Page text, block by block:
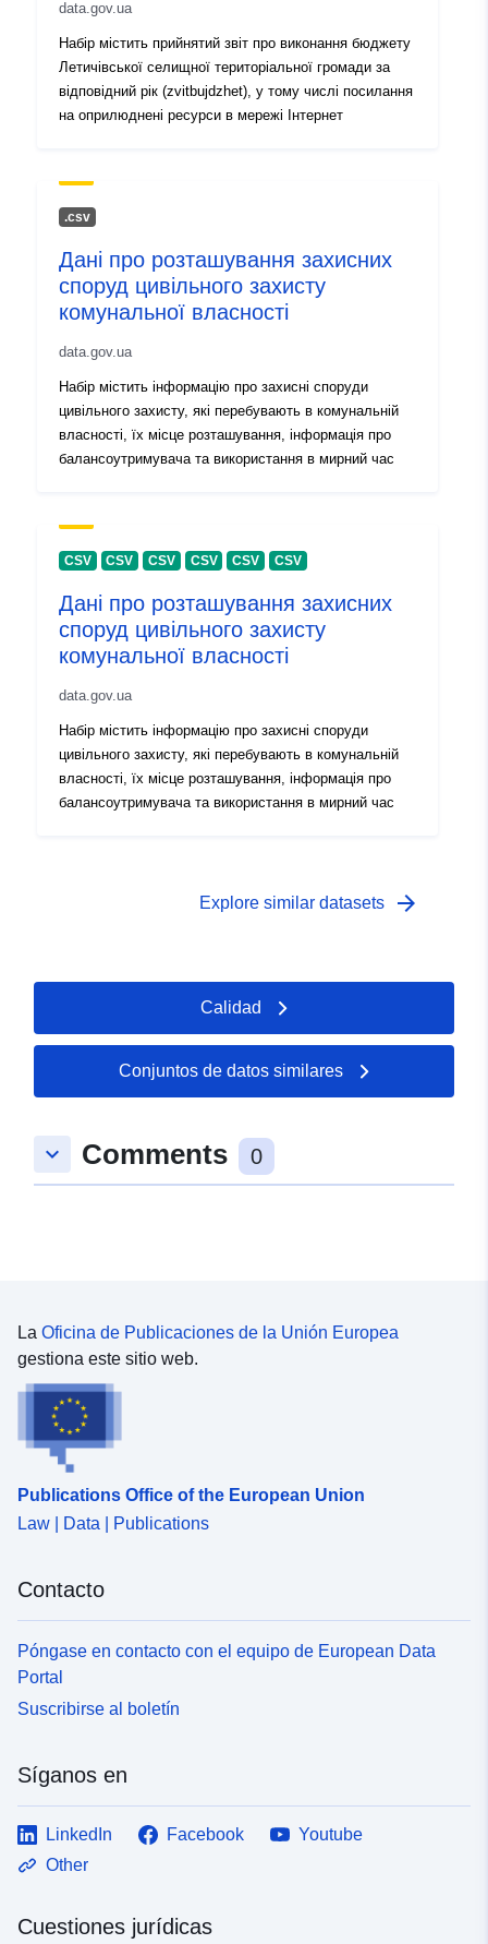
uriRef:
e910-4c7f-9709-236a9fd0e4f6
Información de la
versión:
1.0
data.gov.ua
Набір містить прийнятий звіт про виконання бюджету
Летичівської селищної територіальної громади за
відповідний рік (zvitbujdzhet), у тому числі посилання
на оприлюднені ресурси в мережі Інтернет
.csv
Дані про розташування захисних
споруд цивільного захисту
комунальної власності
data.gov.ua
Набір містить інформацію про захисні споруди
цивільного захисту, які перебувають в комунальній
власності, їх місце розташування, інформація про
балансоутримувача та використання в мирний час
CSV CSV CSV CSV CSV CSV
Дані про розташування захисних
споруд цивільного захисту
комунальної власності
data.gov.ua
Набір містить інформацію про захисні споруди
цивільного захисту, які перебувають в комунальній
власності, їх місце розташування, інформація про
балансоутримувача та використання в мирний час
Explore similar datasets arrow_forward
Calidad
Conjuntos de datos similares
keyboard_arrow_down Comments 0
La Oficina de Publicaciones de la Unión Europea
gestiona este sitio web.
Publications Office of the European Union
Law | Data | Publications
Contacto
Póngase en contacto con el equipo de European Data
Portal
Suscribirse al boletín
Síganos en
LinkedIn Facebook
Youtube
Other
Cuestiones jurídicas